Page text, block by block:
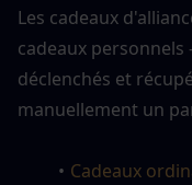
Les cadeaux
cadeaux
déclenchés et
manuellement un
Cadeaux